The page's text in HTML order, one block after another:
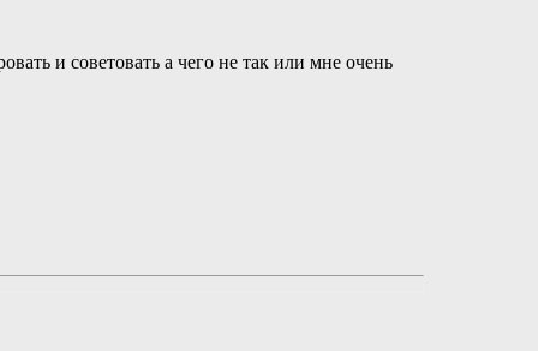
и советовать а чего не так или мне очень